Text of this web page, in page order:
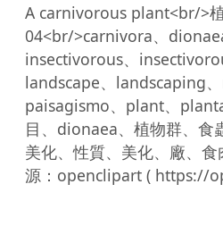
A carnivorous plant<br/>
04<br/>carnivora、
insectivorous、
landscape、landscaping、
paisagismo、plant、
目、dionaea、植物群、食
美化、性質、美化、廠、